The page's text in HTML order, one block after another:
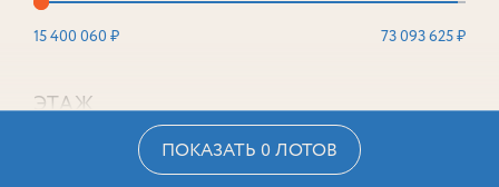
15 400 060 ₽ 73 093 625 ₽
ЭТАЖ
ПОКАЗАТЬ 0 ЛОТОВ